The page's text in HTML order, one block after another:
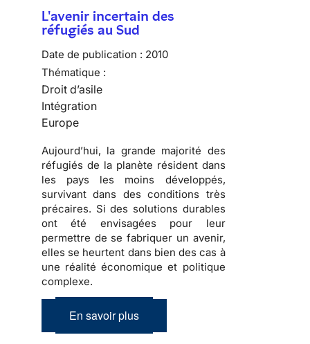
L'avenir incertain des
réfugiés au Sud
Date de publication : 2010
Thématique :
Droit d’asile
Intégration
Europe
Aujourd’hui, la grande majorité des
réfugiés de la planète résident dans
les pays les moins développés,
survivant dans des conditions très
précaires. Si des solutions durables
ont été envisagées pour leur
permettre de se fabriquer un avenir,
elles se heurtent dans bien des cas à
une réalité économique et politique
complexe.
En savoir plus